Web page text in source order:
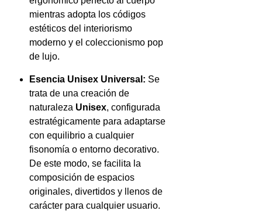
mientras adopta los códigos
estéticos del interiorismo
moderno y el coleccionismo pop
de lujo.
Esencia Unisex Universal: Se
trata de una creación de
naturaleza Unisex, configurada
estratégicamente para adaptarse
con equilibrio a cualquier
fisonomía o entorno decorativo.
De este modo, se facilita la
composición de espacios
originales, divertidos y llenos de
carácter para cualquier usuario.